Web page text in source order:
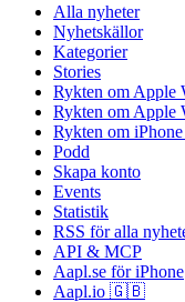
Alla nyheter
Nyhetskällor
Kategorier
Stories
Rykten om Apple
Rykten om Apple
Rykten om
Podd
Skapa konto
Events
Statistik
RSS för alla
API & MCP
Aapl.se för iPhone
Aapl.io 🇬🇧